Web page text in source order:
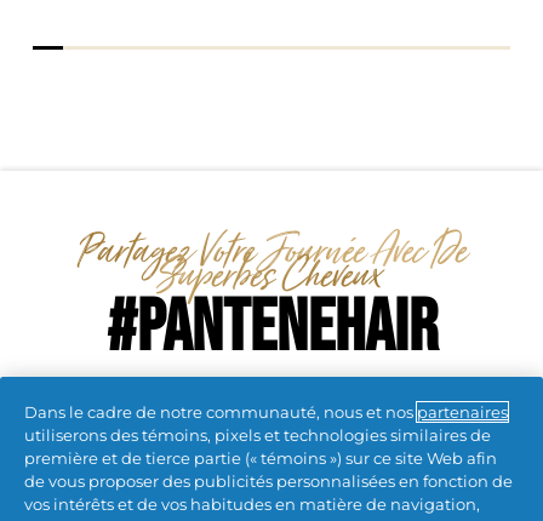
Partagez Votre Journée Avec De
#PANTENEHAIR
#PANTENEHAIR
Rappel volontaire
Dans le cadre de notre communauté, nous et nos partenaires
utiliserons des témoins, pixels et technologies similaires de
première et de tierce partie (« témoins ») sur ce site Web afin
de vous proposer des publicités personnalisées en fonction de
vos intérêts et de vos habitudes en matière de navigation,